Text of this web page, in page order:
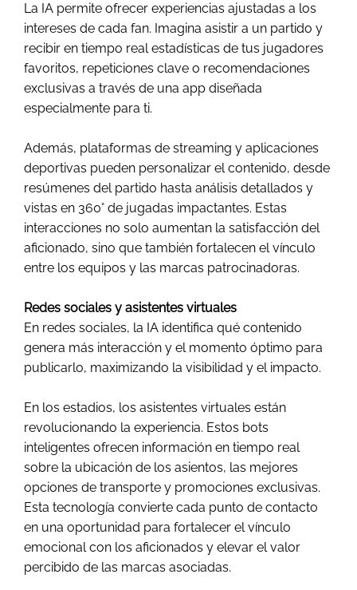
La IA permite ofrecer experiencias ajustadas a los
intereses de cada fan. Imagina asistir a un partido y
recibir en tiempo real estadísticas de tus jugadores
favoritos, repeticiones clave o recomendaciones
exclusivas a través de una app diseñada
especialmente para ti.
Además, plataformas de streaming y aplicaciones
deportivas pueden personalizar el contenido, desde
resúmenes del partido hasta análisis detallados y
vistas en 360° de jugadas impactantes. Estas
interacciones no solo aumentan la satisfacción del
aficionado, sino que también fortalecen el vínculo
entre los equipos y las marcas patrocinadoras.
Redes sociales y asistentes virtuales
En redes sociales, la IA identifica qué contenido
genera más interacción y el momento óptimo para
publicarlo, maximizando la visibilidad y el impacto.
En los estadios, los asistentes virtuales están
revolucionando la experiencia. Estos bots
inteligentes ofrecen información en tiempo real
sobre la ubicación de los asientos, las mejores
opciones de transporte y promociones exclusivas.
Esta tecnología convierte cada punto de contacto
en una oportunidad para fortalecer el vínculo
emocional con los aficionados y elevar el valor
percibido de las marcas asociadas.